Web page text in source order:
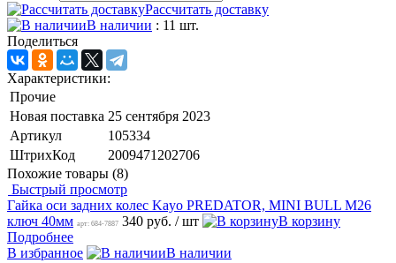
Рассчитать доставку
В наличии : 11 шт.
Поделиться
Характеристики:
Прочие
Новая поставка 25 сентября 2023
Артикул
105334
ШтрихКод
2009471202706
Похожие товары (8)
Быстрый просмотр
Гайка оси задних колес Kayo PREDATOR, MINI BULL M26
ключ 40мм арт: 684-7887 340 руб. / шт
В корзину
Подробнее
В избранное
В наличии